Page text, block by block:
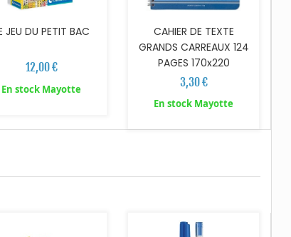
JEU DU PETIT BAC
12,00 €
En stock Mayotte
CAHIER DE TEXTE
GRANDS CARREAUX 124
PAGES 170x220
3,30 €
En stock Mayotte